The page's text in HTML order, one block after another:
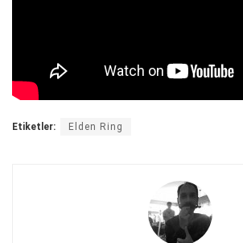
Etiketler: Elden Ring